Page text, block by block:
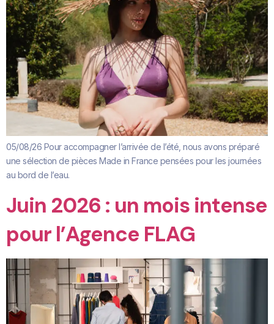
05/08/26 Pour accompagner l’arrivée de l’été, nous avons préparé
une sélection de pièces Made in France pensées pour les journées
au bord de l’eau.
Juin 2026 : un mois intense
pour l’Agence FLAG